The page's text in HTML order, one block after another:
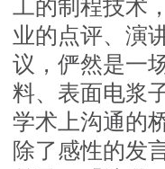
工的制程技术
业的点评、演
议，俨然是一
料、表面电浆
学术上沟通的
除了感性的发